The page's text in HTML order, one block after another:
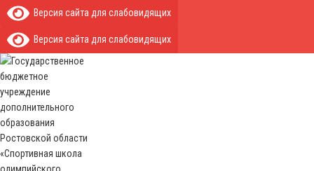
Версия сайта для слабовидящих
Версия сайта для слабовидящих